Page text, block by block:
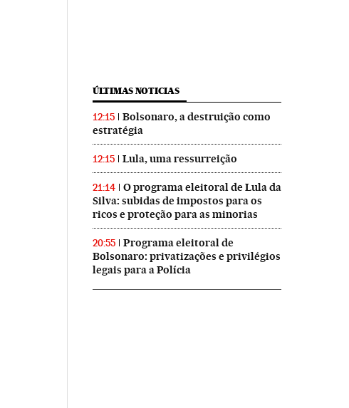
ÚLTIMAS NOTICIAS
12:15
Bolsonaro, a destruição como
estratégia
12:15 Lula, uma ressurreição
21:14
O programa eleitoral de Lula da
Silva: subidas de impostos para os
ricos e proteção para as minorias
20:55
Programa eleitoral de
Bolsonaro: privatizações e privilégios
legais para a Polícia